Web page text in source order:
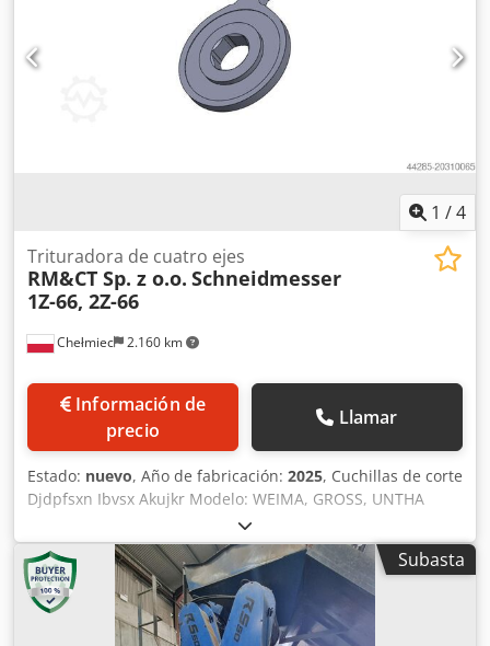
1 /4
Chełmiec 2.160 km
Trituradora de cuatro ejes
RM&CT Sp. z o.o. Schneidmesser
1Z-66, 2Z-66
Información de
precio
Llamar
Estado: nuevo, Año de fabricación: 2025, Cuchillas de corte
Djdpfsxn Ibvsx Akujkr Modelo: WEIMA, GROSS, UNTHA
Tipo: ZM30, GZ30, RS30 Año de fabricación: 2025 Nuevas /
listas para su uso inmediato 1. Cuchillas 1Z-66 2. Cuchillas
2Z-66 Somos fabricantes de cuchillas de repuesto y piezas
de recambio para trituradoras y desgarradores.
Subasta